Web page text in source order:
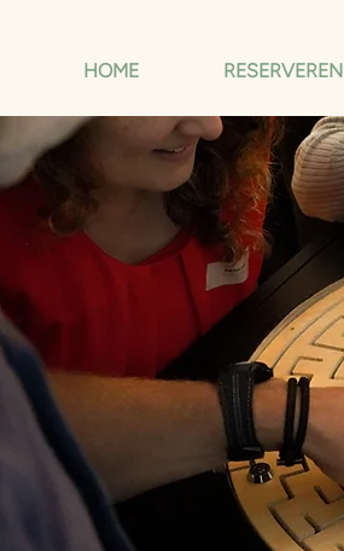
HOME RESERVEREN